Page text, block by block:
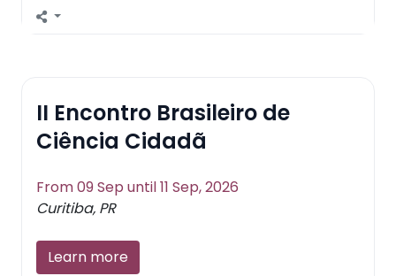
II Encontro Brasileiro de
Ciência Cidadã
From 09 Sep until 11 Sep, 2026
Curitiba, PR
Learn more